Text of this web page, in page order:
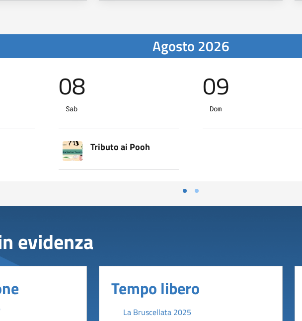
Agosto 2026
08
Sab
Tributo ai Pooh
09
Dom
evidenza
Tempo libero
La Bruscellata 2025